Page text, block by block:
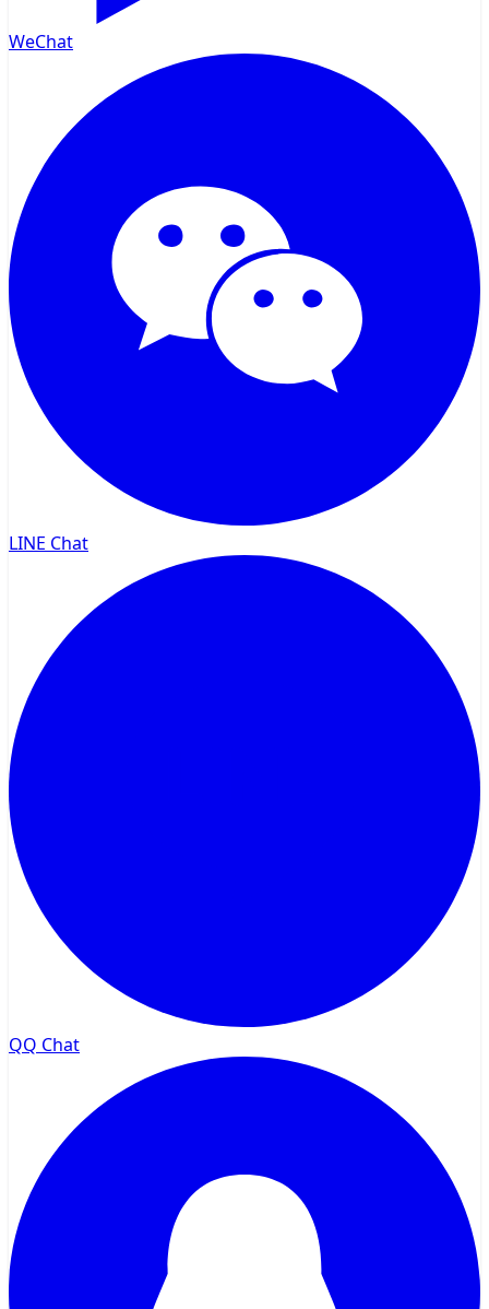
WeChat
LINE Chat
QQ Chat